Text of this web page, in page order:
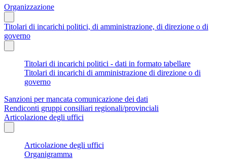
Organizzazione
Titolari di incarichi politici, di amministrazione, di direzione o di
governo
Titolari di incarichi politici - dati in formato tabellare
Titolari di incarichi di amministrazione di direzione o di
governo
Sanzioni per mancata comunicazione dei dati
Rendiconti gruppi consiliari regionali/provinciali
Articolazione degli uffici
Articolazione degli uffici
Organigramma